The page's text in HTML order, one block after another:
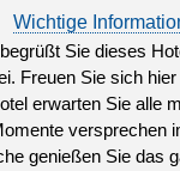
Wichtige
Sie dieses
Freuen Sie sich
erwarten Sie alle
versprechen
genießen Sie